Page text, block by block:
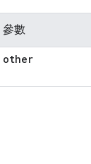
參數
other